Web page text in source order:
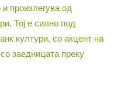
произлегува од
Тој е силно под
култури, со акцент на
заедницата преку